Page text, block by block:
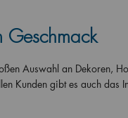
Geschmack
Auswahl an Dekoren,
Kunden gibt es auch